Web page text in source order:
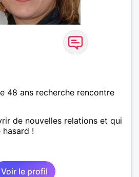
48 ans recherche rencontre
de nouvelles relations et qui
!
Voir le profil